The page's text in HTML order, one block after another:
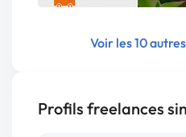
Voir les 10
Profils freelances